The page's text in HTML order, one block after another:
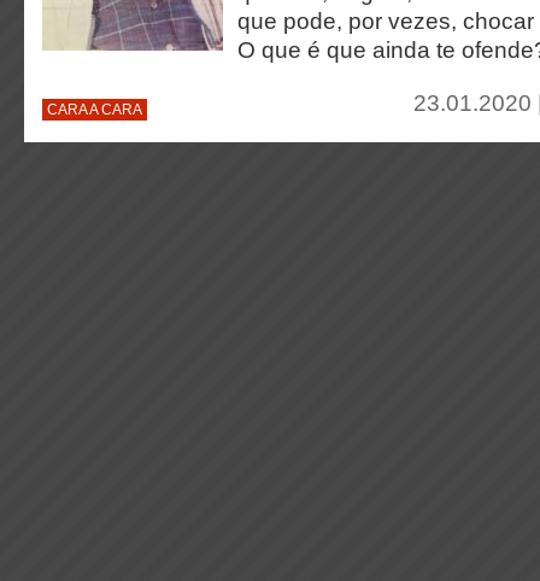
que pode, por vezes,
O que é que ainda te
CARA A CARA